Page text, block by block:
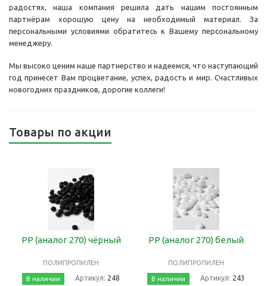
радостях, наша компания решила дать нашим постоянным
партнёрам хорошую цену на необходимый материал. За
персональными условиями обратитесь к Вашему персональному
менеджеру.
Мы высоко ценим наше партнерство и надеемся, что наступающий
год принесет Вам процветание, успех, радость и мир. Счастливых
новогодних праздников, дорогие коллеги!
Товары по акции
РР (аналог 270) чёрный
ПОЛИПРОПИЛЕН
В наличии Артикул: 248
РР (аналог 270) белый
ПОЛИПРОПИЛЕН
В наличии Артикул: 243